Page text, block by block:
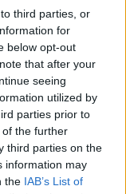
third parties, or
for
below opt-out
that after your
seeing
utilized by
parties prior to
the further
third parties on the
information may
the IAB’s List of